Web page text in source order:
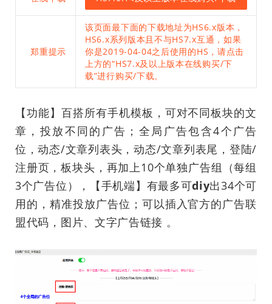
郑重提示
该页面最下面的下载地址为HS6.x版本，
HS6.x系列版本且不与HS7.x互通，如果
你是2019-04-04之后使用的HS，请点击
上方的“HS7.x及以上版本在线购买/下
载”进行购买/下载。
【功能】百搭所有手机模板，可对不同板块的文
章，投放不同的广告；全局广告包含4个广告
位，动态/文章列表头，动态/文章列表尾，登陆/
注册页，板块头，再加上10个单独广告组（每组
3个广告位），【手机端】有最多可diy出34个可
用的，精准投放广告位；可以插入官方的广告联
盟代码，图片、文字广告链接 。